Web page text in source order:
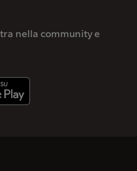
nella community e